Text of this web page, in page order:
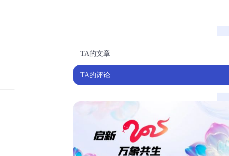
TA的文章
TA的评论